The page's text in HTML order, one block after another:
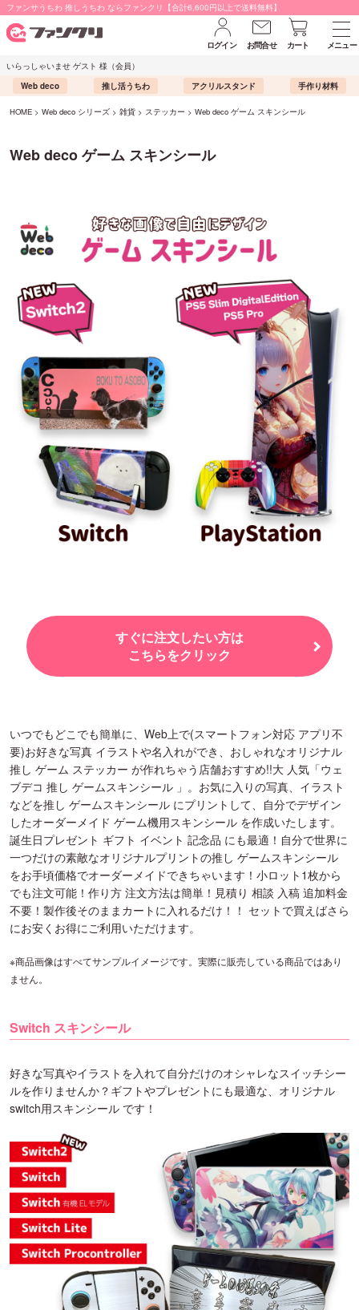
ファンサうちわ 推しうちわ ならファンクリ【合計6,600円以上で送料無料】
ログイン お問合せ カート
メニュー
いらっしゃいませ ゲスト 様（会員）
Web deco
推し活うちわ アクリルスタンド 手作り材料
HOME Web deco シリーズ 雑貨 ステッカー Web deco ゲーム スキンシール
Web deco ゲーム スキンシール
すぐに注文したい方は
こちらをクリック
いつでもどこでも簡単に、Web上で(スマートフォン対応 アプリ不
要)お好きな写真 イラストや名入れができ、おしゃれなオリジナル
推し ゲーム ステッカー が作れちゃう店舗おすすめ!!大 人気「ウェ
ブデコ 推し ゲームスキンシール 」。お気に入りの写真、イラスト
などを推し ゲームスキンシール にプリントして、自分でデザイン
したオーダーメイド ゲーム機用スキンシール を作成いたします。
誕生日プレゼント ギフト イベント 記念品 にも最適！自分で世界に
一つだけの素敵なオリジナルプリントの推し ゲームスキンシール
をお手頃価格でオーダーメイドできちゃいます！小ロット1枚から
でも注文可能！作り方 注文方法は簡単！見積り 相談 入稿 追加料金
不要！製作後そのままカートに入れるだけ！！ セットで買えばさら
にお安くお得にご利用いただけます。
※商品画像はすべてサンプルイメージです。実際に販売している商品ではあり
ません。
Switch スキンシール
好きな写真やイラストを入れて自分だけのオシャレなスイッチシー
ルを作りませんか？ギフトやプレゼントにも最適な、オリジナル
switch用スキンシール です！